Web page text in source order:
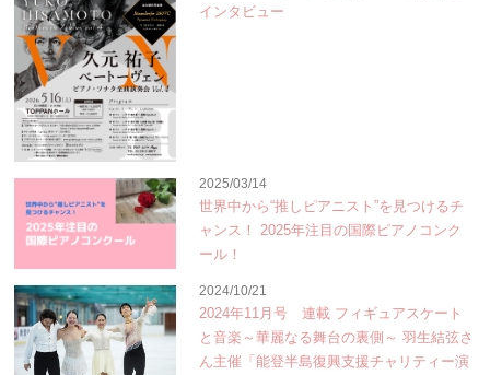
インタビュー
2025/03/14
世界中から“推しピアニスト”を見つけるチ
ャンス！ 2025年注目の国際ピアノコンク
ール！
2024/10/21
2024年11月号 連載 フィギュアスケート
と音楽～華麗なる舞台の裏側～ 羽生結弦さ
ん主催「能登半島復興支援チャリティー演